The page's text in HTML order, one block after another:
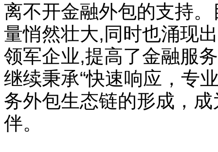
离不开金融外包的支持
量悄然壮大,同时也涌现
领军企业,提高了金融服
继续秉承“快速响应，专
务外包生态链的形成，
伴。